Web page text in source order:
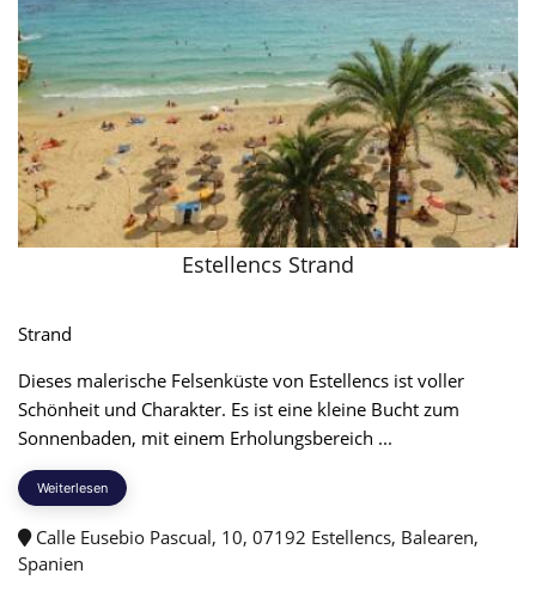
Estellencs Strand
Strand
Dieses malerische Felsenküste von Estellencs ist voller
Schönheit und Charakter. Es ist eine kleine Bucht zum
Sonnenbaden, mit einem Erholungsbereich ...
Weiterlesen
Calle Eusebio Pascual, 10, 07192 Estellencs, Balearen,
Spanien